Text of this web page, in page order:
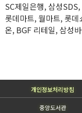
SC제일은행, 삼성
롯데마트, 월마트, 롯
온, BGF 리테일, 삼성
개인정보처리방침
중앙도서관